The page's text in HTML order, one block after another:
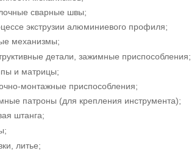
сварные швы;
экструзии алюминиевого профиля;
механизмы;
детали, зажимные приспособления;
и матрицы;
монтажные приспособления;
патроны (для крепления инструмента);
штанга;
литье;